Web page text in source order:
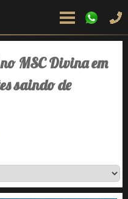
MSC Divina em
saindo de